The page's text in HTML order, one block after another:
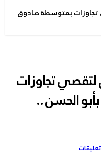
بمتوسطة صادوق
لتقصي تجاوزات
الحسن ..